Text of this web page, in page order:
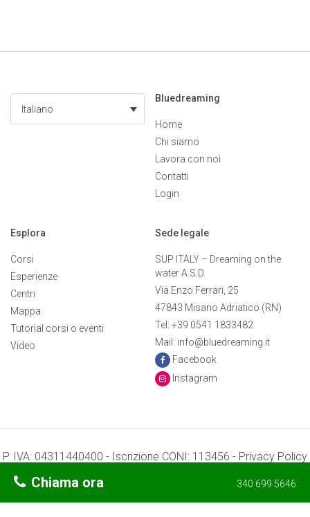
Chiama ora 340 699 5646
Italiano
Bluedreaming
Home
Chi siamo
Lavora con noi
Contatti
Login
Esplora
Corsi
Esperienze
Centri
Mappa
Tutorial corsi o eventi
Video
Sede legale
SUP ITALY – Dreaming on the
water A.S.D.
Via Enzo Ferrari, 25
47843 Misano Adriatico (RN)
Tel: +39 0541 1833482
Mail: info@bluedreaming.it
Facebook
Instagram
P. IVA: 04311440400 - Iscrizione CONI: 113456 - Privacy Policy